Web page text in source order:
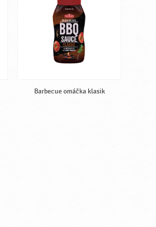
Barbecue omáčka klasik